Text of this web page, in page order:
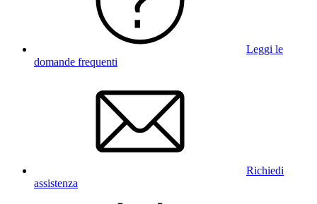
Leggi le
domande frequenti
Richiedi
assistenza